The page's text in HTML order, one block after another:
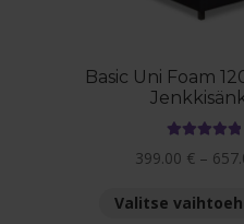
Basic Uni Foam
399.00 € –
Valitse